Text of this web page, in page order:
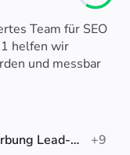
Team für SEO
helfen wir
und messbar
Google-Anzeigen Social-Media-Werbung Lead-Generierung Suchmaschinenoptimierung (SEO), E-Commerce-SEO, PPC
+9